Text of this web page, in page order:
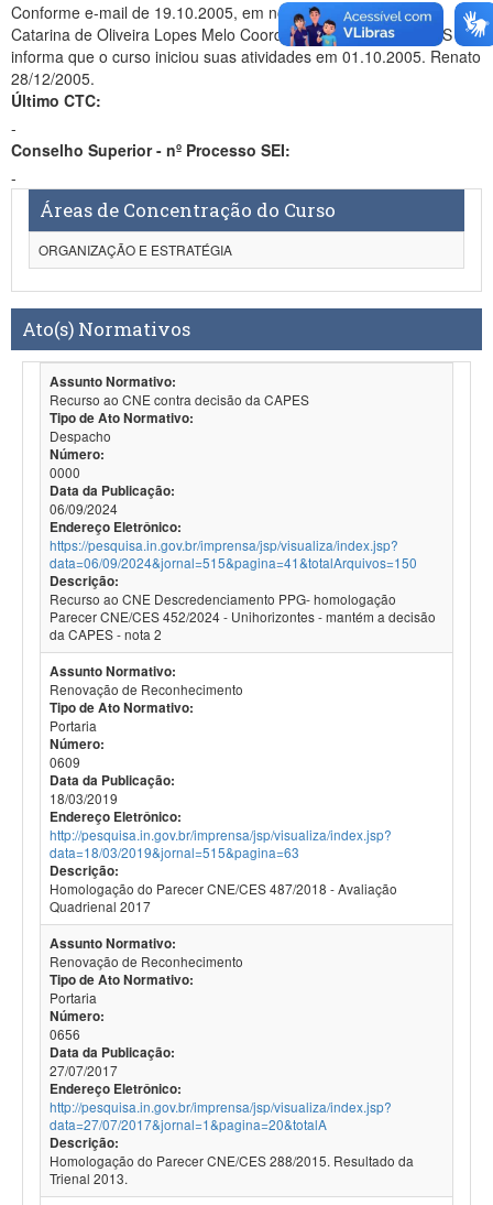
Conforme e-mail de 19.10.2005, em nome da Profa. Marlene
Catarina de Oliveira Lopes Melo Coordenadora do curso, a IES
informa que o curso iniciou suas atividades em 01.10.2005. Renato
28/12/2005.
Último CTC:
-
Conselho Superior - nº Processo SEI:
-
Áreas de Concentração do Curso
ORGANIZAÇÃO E ESTRATÉGIA
Ato(s) Normativos
Assunto Normativo:
Recurso ao CNE contra decisão da CAPES
Tipo de Ato Normativo:
Despacho
Número:
0000
Data da Publicação:
06/09/2024
Endereço Eletrônico:
https://pesquisa.in.gov.br/imprensa/jsp/visualiza/index.jsp?
data=06/09/2024&jornal=515&pagina=41&totalArquivos=150
Descrição:
Recurso ao CNE Descredenciamento PPG- homologação
Parecer CNE/CES 452/2024 - Unihorizontes - mantém a decisão
da CAPES - nota 2
Assunto Normativo:
Renovação de Reconhecimento
Tipo de Ato Normativo:
Portaria
Número:
0609
Data da Publicação:
18/03/2019
Endereço Eletrônico:
http://pesquisa.in.gov.br/imprensa/jsp/visualiza/index.jsp?
data=18/03/2019&jornal=515&pagina=63
Descrição:
Homologação do Parecer CNE/CES 487/2018 - Avaliação
Quadrienal 2017
Assunto Normativo:
Renovação de Reconhecimento
Tipo de Ato Normativo:
Portaria
Número:
0656
Data da Publicação:
27/07/2017
Endereço Eletrônico:
http://pesquisa.in.gov.br/imprensa/jsp/visualiza/index.jsp?
data=27/07/2017&jornal=1&pagina=20&totalA
Descrição:
Homologação do Parecer CNE/CES 288/2015. Resultado da
Trienal 2013.